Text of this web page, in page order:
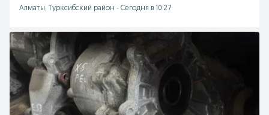
Алматы, Турксибский район - Сегодня в 10:27